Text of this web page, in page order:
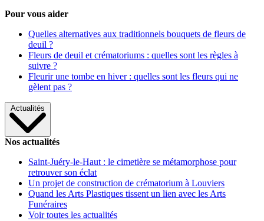
Pour vous aider
Quelles alternatives aux traditionnels bouquets de fleurs de
deuil ?
Fleurs de deuil et crématoriums : quelles sont les règles à
suivre ?
Fleurir une tombe en hiver : quelles sont les fleurs qui ne
gèlent pas ?
Actualités
Nos actualités
Saint-Juéry-le-Haut : le cimetière se métamorphose pour
retrouver son éclat
Un projet de construction de crématorium à Louviers
Quand les Arts Plastiques tissent un lien avec les Arts
Funéraires
Voir toutes les actualités